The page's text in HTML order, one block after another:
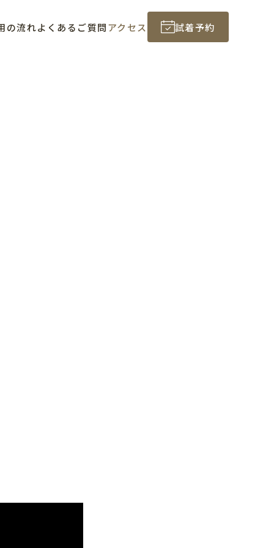
の流れよくあるご質問アクセス 試着予約